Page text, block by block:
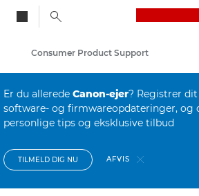
Consumer Product Support
Er du allerede Canon-ejer? Registrer
software- og firmwareopdateringer, og
personlige tips og eksklusive tilbud
TILMELD DIG NU AFVIS